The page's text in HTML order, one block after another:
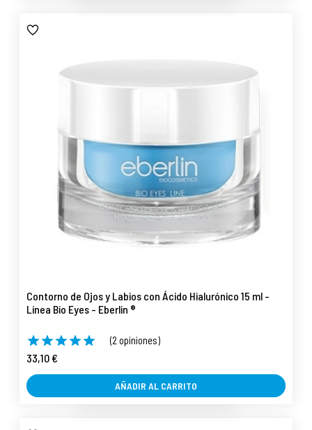
Contorno de Ojos y Labios con Ácido Hialurónico 15 ml -
Línea Bio Eyes - Eberlin ®
(2 opiniones)
33,10 €
AÑADIR AL CARRITO